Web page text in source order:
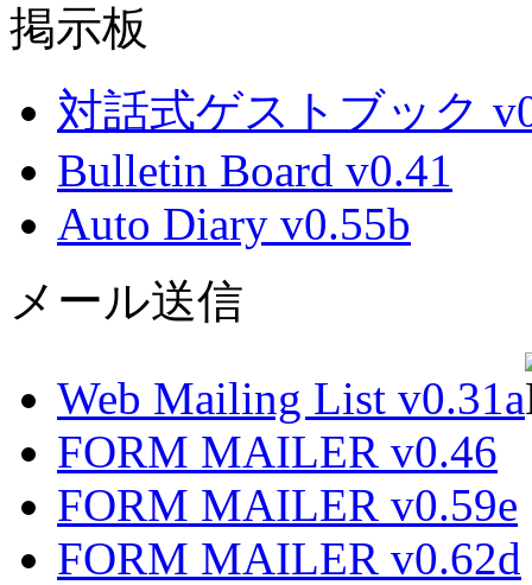
掲示板
対話式ゲストブック
Bulletin Board v0.41
Auto Diary v0.55b
メール送信
Web Mailing List v0.31a
FORM MAILER v0.46
FORM MAILER v0.59e
FORM MAILER v0.62d